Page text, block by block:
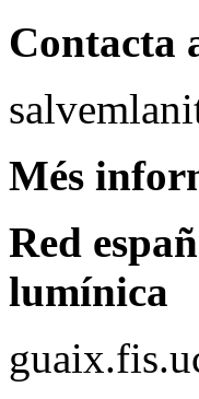
Contacta
Més
Red
lumínica